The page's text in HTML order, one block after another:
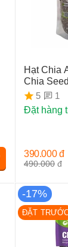
Hạt Chia
Chia
5
1
Đặt hàng
490.000 đ
390.000 đ
-17%
ĐẶT